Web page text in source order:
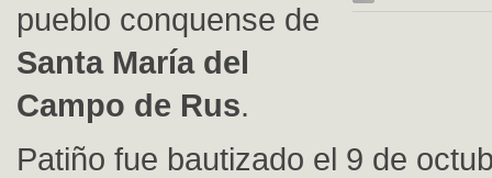
pueblo conquense de
Santa María del
Campo de Rus.
Patiño fue bautizado el 9 de